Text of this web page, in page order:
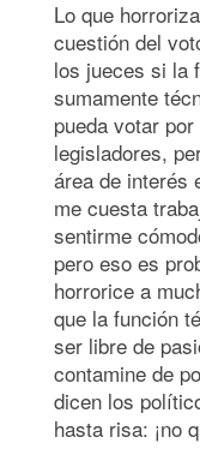
Lo que
cuestión del
los jueces si la
sumamente
pueda votar
legisladores,
área de interés
me cuesta
sentirme
pero eso es
horrorice a
que la función
ser libre de
contamine de
dicen los
hasta risa: ¡no